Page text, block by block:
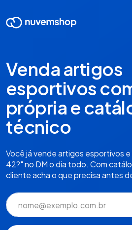
Venda artigos
esportivos
própria e
técnico
Você já vende artigos esportivos
42?" no DM o dia todo. Com
cliente acha o que precisa antes